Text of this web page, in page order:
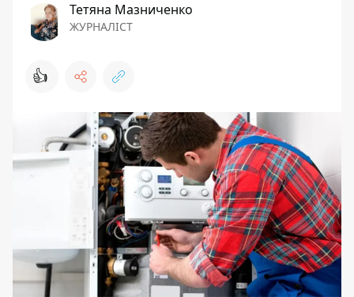
Тетяна Мазниченко
ЖУРНАЛІСТ
👍